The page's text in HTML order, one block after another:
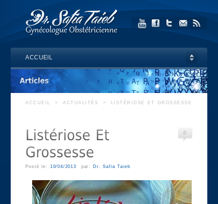
ACCUEIL
ACCUEIL > ACTUALITÉS > LISTÉRIOSE ET GROSSESSE
0
Posté le: 10/04/2013 par: Dr. Safia Taieb